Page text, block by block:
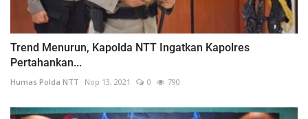
Trend Menurun, Kapolda NTT Ingatkan Kapolres
Pertahankan...
Humas Polda NTT Nop 13, 2021 0 790